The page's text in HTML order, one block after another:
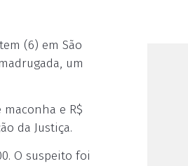
(6) em São
um
e R$
da Justiça.
O suspeito foi